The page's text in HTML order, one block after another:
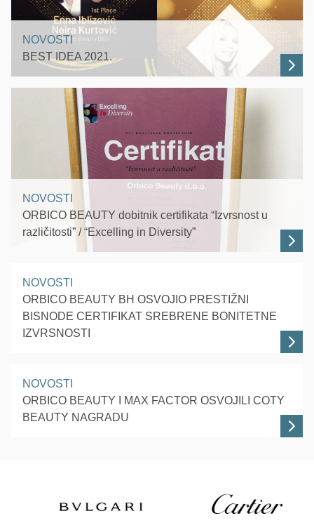
NOVOSTI
BEST IDEA 2021.
NOVOSTI
ORBICO BEAUTY dobitnik certifikata “Izvrsnost u
različitosti” / “Excelling in Diversity”
NOVOSTI
ORBICO BEAUTY BH OSVOJIO PRESTIŽNI
BISNODE CERTIFIKAT SREBRENE BONITETNE
IZVRSNOSTI
NOVOSTI
ORBICO BEAUTY I MAX FACTOR OSVOJILI COTY
BEAUTY NAGRADU